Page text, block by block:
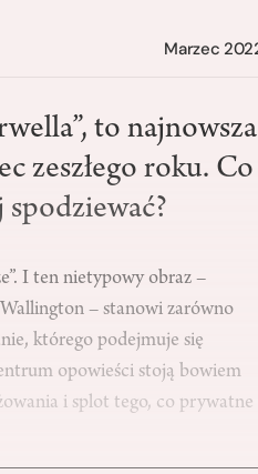
Marzec
to najnowsza
zeszłego roku. Co
I ten nietypowy obraz –
– stanowi zarówno
którego podejmuje się
opowieści stoją bowiem
i splot tego, co prywatne